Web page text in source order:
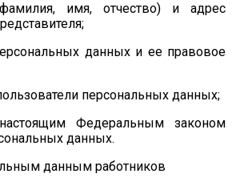
имя, отчество) и адрес
данных и ее правовое
персональных данных;
Федеральным законом
данных.
данным работников